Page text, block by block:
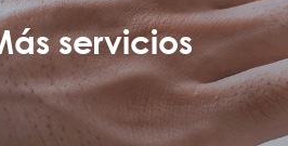
servicios